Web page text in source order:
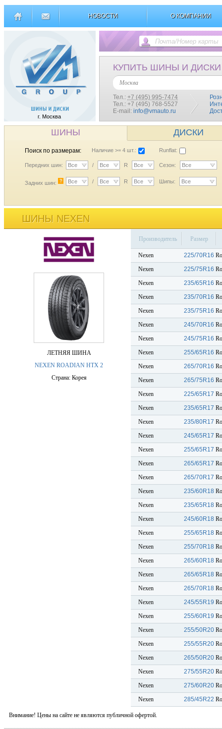
НОВОСТИ О КОМПАНИИ
г. Москва
КУПИТЬ ШИНЫ И ДИСКИ
Москва
Тел.: +7 (495) 995-7474
Тел.: +7 (495) 768-5527
E-mail: info@vmauto.ru
ШИНЫ ДИСКИ
Поиск по размерам: Наличие >= 4 шт.: Runflat:
Передних шин: Все / Все R Все Сезон: Все
Задних шин: ? Все / Все R Все Шипы: Все
ШИНЫ NEXEN
ЛЕТНЯЯ ШИНА
NEXEN ROADIAN HTX 2
Страна: Корея
Производитель Размер
Nexen 225/70R16
Nexen
225/75R16
Nexen
235/65R16
Nexen
235/70R16
Nexen
235/75R16
Nexen
245/70R16
Nexen
245/75R16
Nexen
255/65R16
Nexen
265/70R16
Nexen
265/75R16
Nexen
225/65R17
Nexen
235/65R17
Nexen
235/80R17
Nexen
245/65R17
Nexen
255/65R17
Nexen
265/65R17
Nexen
265/70R17
Nexen
235/60R18
Nexen
235/65R18
Nexen
245/60R18
Nexen
255/65R18
Nexen
255/70R18
Nexen
265/60R18
Nexen
265/65R18
Nexen
265/70R18
Nexen
245/55R19
Nexen
255/60R19
Nexen
255/50R20
Nexen
255/55R20
Nexen
265/50R20
Nexen
275/55R20
Nexen
275/60R20
Nexen
285/45R22
Внимание! Цены на сайте не являются публичной офертой.